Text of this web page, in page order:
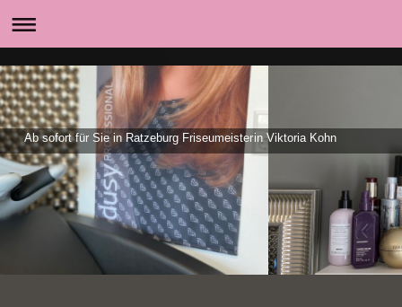
Ab sofort für Sie in Ratzeburg Friseumeisterin Viktoria Kohn